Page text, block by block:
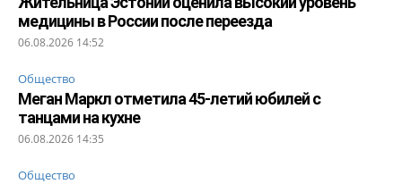
медицины в России после переезда
06.08.2026 14:52
Общество
Меган Маркл отметила 45-летий юбилей с
танцами на кухне
06.08.2026 14:35
Общество